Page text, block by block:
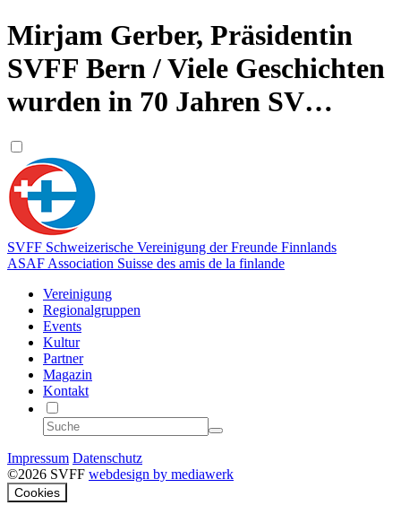
Mirjam Gerber, Präsidentin
SVFF Bern / Viele Geschichten
wurden in 70 Jahren SV…
SVFF Schweizerische Vereinigung der Freunde Finnlands
ASAF Association Suisse des amis de la finlande
Vereinigung
Regionalgruppen
Events
Kultur
Partner
Magazin
Kontakt
Impressum Datenschutz
©2026 SVFF webdesign by mediawerk
Cookies